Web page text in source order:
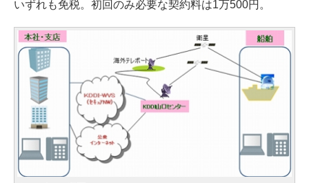
いずれも免税。初回のみ必要な契約料は1万500円。